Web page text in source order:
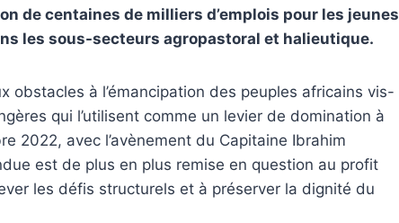
de centaines de milliers d’emplois pour les jeunes
les sous-secteurs agropastoral et halieutique.
obstacles à l’émancipation des peuples africains vis-
qui l’utilisent comme un levier de domination à
2022, avec l’avènement du Capitaine Ibrahim
est de plus en plus remise en question au profit
les défis structurels et à préserver la dignité du